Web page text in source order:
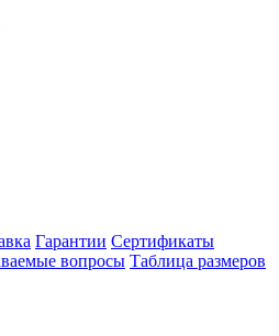
Гарантии Сертификаты
вопросы Таблица размеров